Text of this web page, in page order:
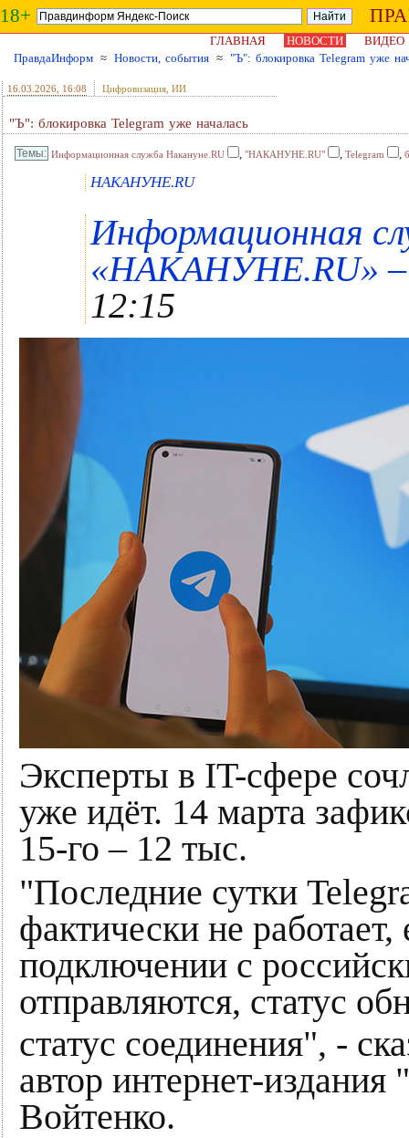
18+
ГЛАВНАЯ НОВОСТИ
ВИДЕО
ПравдаИнформ ≈ Новости, события ≈ "Ъ": блокировка Telegram уже
16.03.2026 , 16:08 Цифровизация, ИИ
"Ъ": блокировка Telegram уже началась
Информационная служба Накануне.RU , "НАКАНУНЕ.RU" , Telegram ,
НАКАНУНЕ.RU
Информационная
«НАКАНУНЕ.RU» –
12:15
Эксперты в IT-сфере
уже идёт. 14 марта
15-го – 12 тыс.
"Последние сутки
фактически не
подключении с
отправляются, статус
статус соединения", -
автор интернет-
Войтенко.